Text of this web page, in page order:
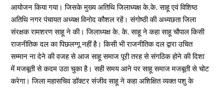
आयोजन किया गया। जिसके मुख्य अतिथि जिलाध्यक्ष के.के. साहू एवं विशिष्ठ
अतिथि नगर पंचायत अध्यक्ष विनोद कौशल रहें। संगोष्ठी की अध्यछता जिला
संरक्षक रामशरण साहू ने की। जिलाध्यक्ष के. के. साहू ने कहा साहू चौपाल किसी
राजनीतिक दल का पिछलग्गू नहीं है। किसी भी राजनीतिक दल द्वारा उचित
सम्मान ना देने की वजह से आज साहू समाज पूरी तरह से संगठिक होने की दिशा
में मजबूती से कदम उठा चुका है। सही समय आने पर साहू समाज मजबूती से चोट
करेगा। जिला महासचिव डॉक्टर संजीव साहू ने कहा अशिक्षित व्यक्त पशु के